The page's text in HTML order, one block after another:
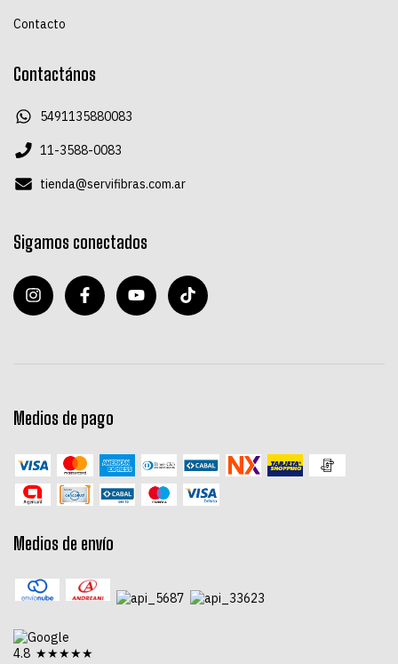
Contacto
Contactános
5491135880083
11-3588-0083
tienda@servifibras.com.ar
Sigamos conectados
Medios de pago
Medios de envío
4.8 ★★★★★